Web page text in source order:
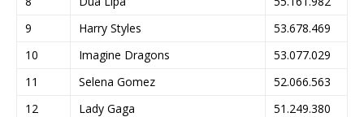
9
Harry Styles
53.678.469
10
Imagine Dragons
53.077.029
11
Selena Gomez
52.066.563
12
Lady Gaga
51.249.380